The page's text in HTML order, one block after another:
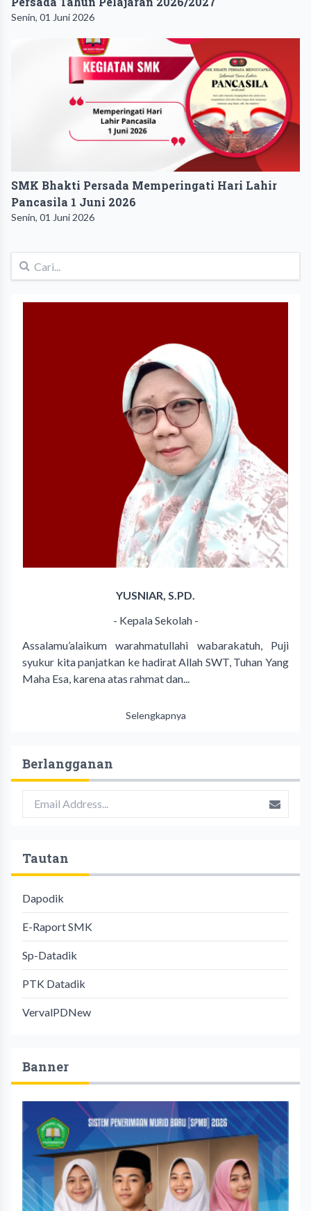
Senin, 01 Juni 2026
SMK Bhakti Persada Memperingati Hari Lahir
Pancasila 1 Juni 2026
Senin, 01 Juni 2026
YUSNIAR, S.PD.
- Kepala Sekolah -
Assalamu’alaikum warahmatullahi wabarakatuh, Puji
syukur kita panjatkan ke hadirat Allah SWT, Tuhan Yang
Maha Esa, karena atas rahmat dan...
Selengkapnya
Berlangganan
Tautan
Dapodik
E-Raport SMK
Sp-Datadik
PTK Datadik
VervalPDNew
Banner